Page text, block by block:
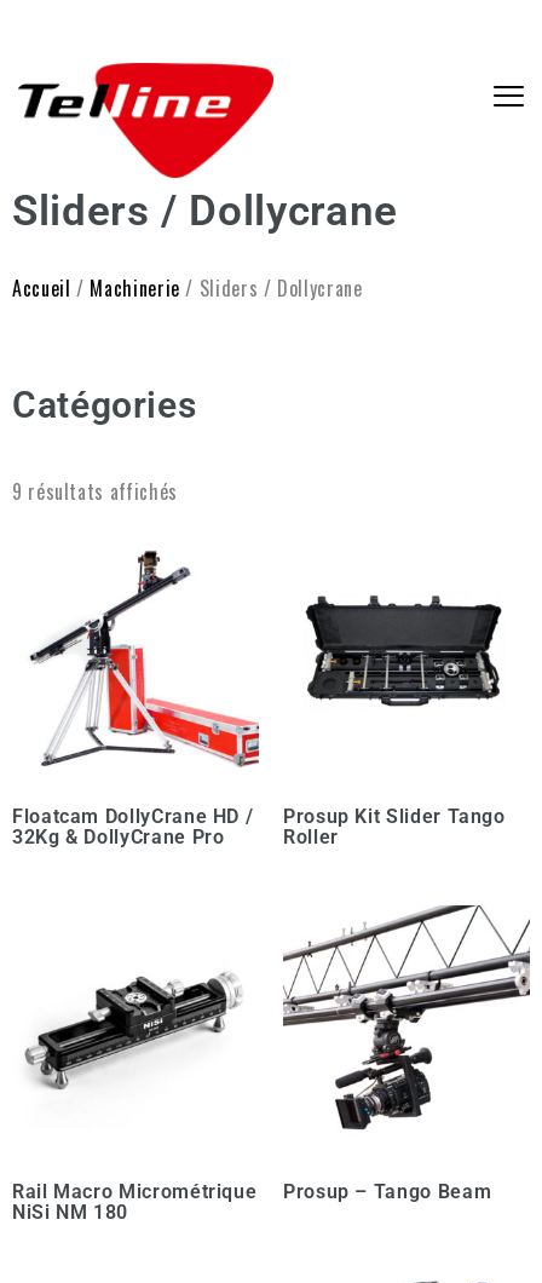
Sliders / Dollycrane
Accueil / Machinerie / Sliders / Dollycrane
Catégories
9 résultats affichés
Floatcam DollyCrane HD /
32Kg & DollyCrane Pro
Prosup Kit Slider Tango
Roller
Rail Macro Micrométrique
NiSi NM 180
Prosup – Tango Beam